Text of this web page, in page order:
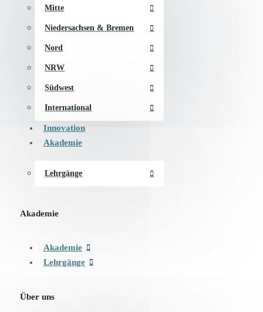
Mitte
Niedersachsen & Bremen
Nord
NRW
Südwest
International
Innovation
Akademie
Lehrgänge
Akademie
Akademie
Lehrgänge
Über uns